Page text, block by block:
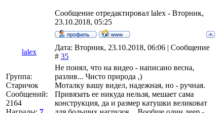
Сообщение отредактировал lalex - Вторник,
23.10.2018, 05:25
lalex
Дата: Вторник, 23.10.2018, 06:06 | Сообщение
# 35
Группа:
Старичок
Сообщений:
2164
Не понял, что на видео - написано весна,
разлив... Чисто природа ,)
Моталку вашу видел, надежная, но - ручная.
Привязать ее никуда нельзя, мешает сама
конструкция, да и размер катушки великоват